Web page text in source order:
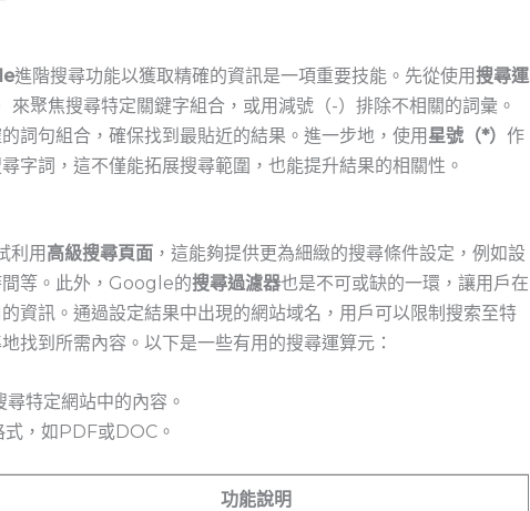
進階搜尋功能以獲取精確的資訊是一項重要技能。先從使用搜尋運
來聚焦搜尋特定關鍵字組合，或用減號（-）排除不相關的詞彙。
詞句組合，確保找到最貼近的結果。進一步地，使用星號（*） 作
字詞，這不僅能拓展搜尋範圍，也能提升結果的相關性。
利用 高級搜尋頁面，這能夠提供更為細緻的搜尋條件設定，例如設
等。此外，Google的搜尋過濾器也是不可或缺的一環，讓用戶在
資訊。通過設定結果中出現的網站域名，用戶可以限制搜索至特
找到所需內容。以下是一些有用的搜尋運算元：
特定網站中的內容。
，如PDF或DOC。
功能說明